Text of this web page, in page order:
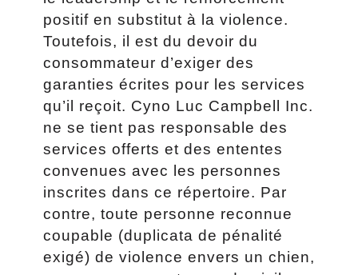
positif en substitut à la violence.
Toutefois, il est du devoir du
consommateur d’exiger des
garanties écrites pour les services
qu’il reçoit. Cyno Luc Campbell Inc.
ne se tient pas responsable des
services offerts et des ententes
convenues avec les personnes
inscrites dans ce répertoire. Par
contre, toute personne reconnue
coupable (duplicata de pénalité
exigé) de violence envers un chien,